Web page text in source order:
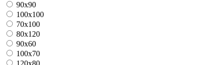
90x90
100x100
70x100
80x120
90x60
100x70
120x80